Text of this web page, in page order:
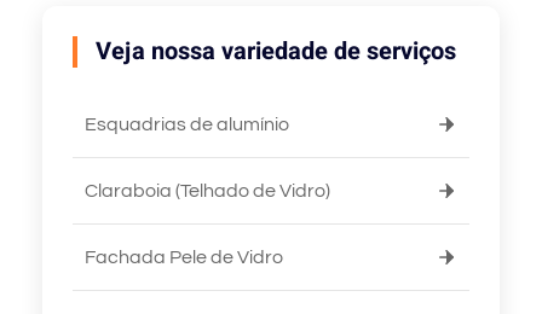
Veja nossa variedade de serviços
Esquadrias de alumínio
Claraboia (Telhado de Vidro)
Fachada Pele de Vidro